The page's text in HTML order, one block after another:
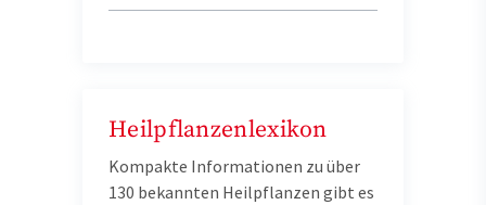
Heilpflanzenlexikon
Kompakte Informationen zu über
130 bekannten Heilpflanzen gibt es